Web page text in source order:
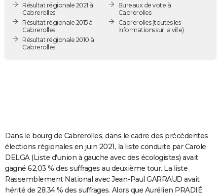
Destinations
City break
Voyage nature
Voyage de noces
Forum
PHOTO
GUIDES D'ACHAT
BONS PLANS
COPAINS D'AVANT
S'inscrire
Se connecter
Lycées
Collèges
Primaires
Universités
Entreprises
Service militaire
Avis de recherche
AVIS DE DÉCÈS
FORUM
Bricolage
Lifestyle
Culture
Sport
Auto
Television
Voyage
Cinema
Résultat régionale 2021 à
Cabrerolles
Résultat régionale 2015 à
Cabrerolles
Résultat régionale 2010 à
Cabrerolles
Bureaux de vote à
Cabrerolles
Cabrerolles(toutes les
informations sur la ville)
Dans le bourg de Cabrerolles, dans le cadre des précédentes
élections régionales en juin 2021, la liste conduite par Carole
DELGA (Liste d'union à gauche avec des écologistes) avait
gagné 62,03 % des suffrages au deuxième tour. La liste
Rassemblement National avec Jean-Paul GARRAUD avait
hérité de 28,34 % des suffrages. Alors que Aurélien PRADIÉ